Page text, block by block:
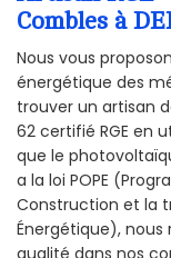
Combles à
Nous vous
énergétique des
trouver un artisan
62 certifié RGE en
que le
a la loi POPE
Construction et la
Énergétique), nous
qualité dans nos